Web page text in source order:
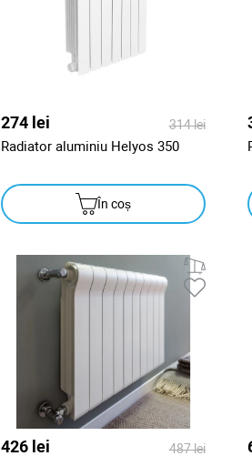
274 lei 314 lei
Radiator aluminiu Helyos 350
În coș
426 lei 487 lei